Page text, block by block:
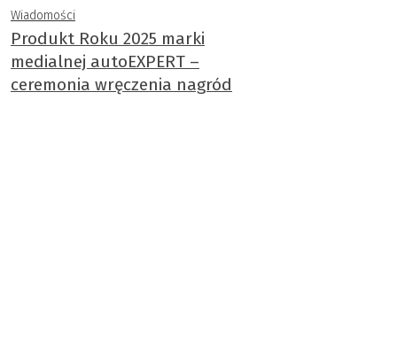
Wiadomości
Produkt Roku 2025 marki
medialnej autoEXPERT –
ceremonia wręczenia nagród